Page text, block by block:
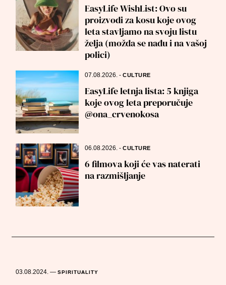
EasyLife WishList: Ovo su
proizvodi za kosu koje ovog
leta stavljamo na svoju listu
želja (možda se nađu i na vašoj
polici)
07.08.2026.-CULTURE
EasyLife letnja lista: 5 knjiga
koje ovog leta preporučuje
@ona_crvenokosa
06.08.2026.-CULTURE
6 filmova koji će vas naterati
na razmišljanje
03.08.2024.—SPIRITUALITY